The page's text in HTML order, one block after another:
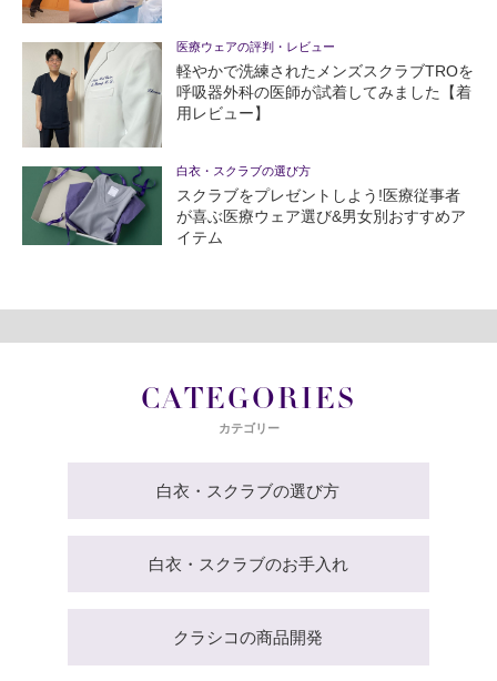
医療ウェアの評判・レビュー
軽やかで洗練されたメンズスクラブTROを
呼吸器外科の医師が試着してみました【着
用レビュー】
白衣・スクラブの選び方
スクラブをプレゼントしよう!医療従事者
が喜ぶ医療ウェア選び&男女別おすすめア
イテム
CATEGORIES
カテゴリー
白衣・スクラブの選び方
白衣・スクラブのお手入れ
クラシコの商品開発